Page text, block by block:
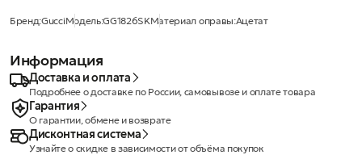
Бренд:GucciМодель:GG1826SKМатериал оправы:Ацетат
Информация
Доставка и оплата
Подробнее о доставке по России, самовывозе и оплате товара
Гарантия
О гарантии, обмене и возврате
Дисконтная система
Узнайте о скидке в зависимости от объёма покупок